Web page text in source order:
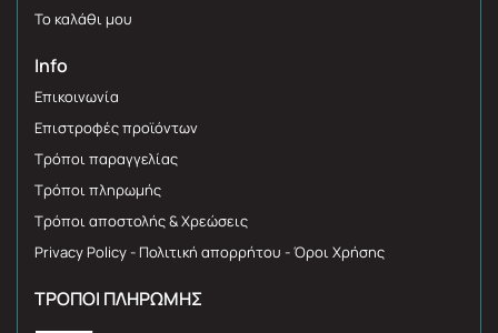
Το καλάθι μου
Info
Επικοινωνία
Επιστροφές προϊόντων
Τρόποι παραγγελίας
Τρόποι πληρωμής
Τρόποι αποστολής & Χρεώσεις
Privacy Policy - Πολιτική απορρήτου - Όροι Χρήσης
ΤΡΌΠΟΙ ΠΛΗΡΩΜΉΣ